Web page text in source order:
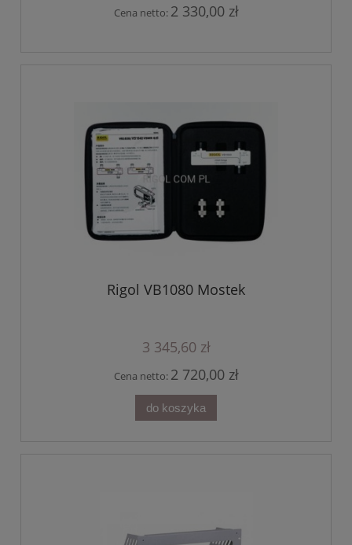
Cena netto: 2 330,00 zł
Rigol VB1080 Mostek
3 345,60 zł
Cena netto: 2 720,00 zł
do koszyka